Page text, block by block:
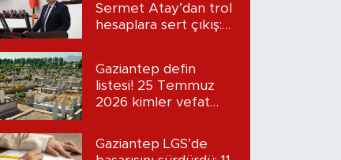
Sermet Atay’dan trol
hesaplara sert çıkış:
Gaziantep defin
listesi! 25 Temmuz
2026 kimler vefat
Gaziantep LGS’de